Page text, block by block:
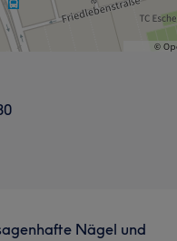
Nägel und